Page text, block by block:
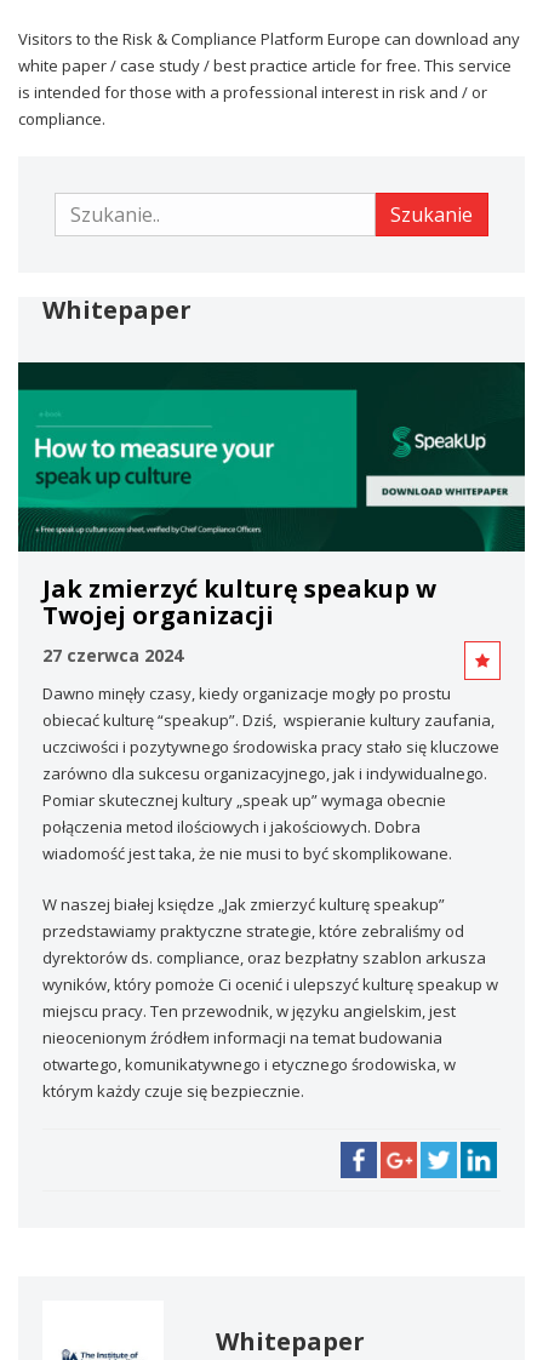
Visitors to the Risk & Compliance Platform Europe can download any
white paper / case study / best practice article for free. This service
is intended for those with a professional interest in risk and / or
compliance.
Szukanie Szukanie
Whitepaper
Jak zmierzyć kulturę speakup w
Twojej organizacji
27 czerwca 2024
Dawno minęły czasy, kiedy organizacje mogły po prostu
obiecać kulturę “speakup”. Dziś, wspieranie kultury zaufania,
uczciwości i pozytywnego środowiska pracy stało się kluczowe
zarówno dla sukcesu organizacyjnego, jak i indywidualnego.
Pomiar skutecznej kultury „speak up” wymaga obecnie
połączenia metod ilościowych i jakościowych. Dobra
wiadomość jest taka, że nie musi to być skomplikowane.
W naszej białej księdze „Jak zmierzyć kulturę speakup”
przedstawiamy praktyczne strategie, które zebraliśmy od
dyrektorów ds. compliance, oraz bezpłatny szablon arkusza
wyników, który pomoże Ci ocenić i ulepszyć kulturę speakup w
miejscu pracy. Ten przewodnik, w języku angielskim, jest
nieocenionym źródłem informacji na temat budowania
otwartego, komunikatywnego i etycznego środowiska, w
którym każdy czuje się bezpiecznie.
Whitepaper